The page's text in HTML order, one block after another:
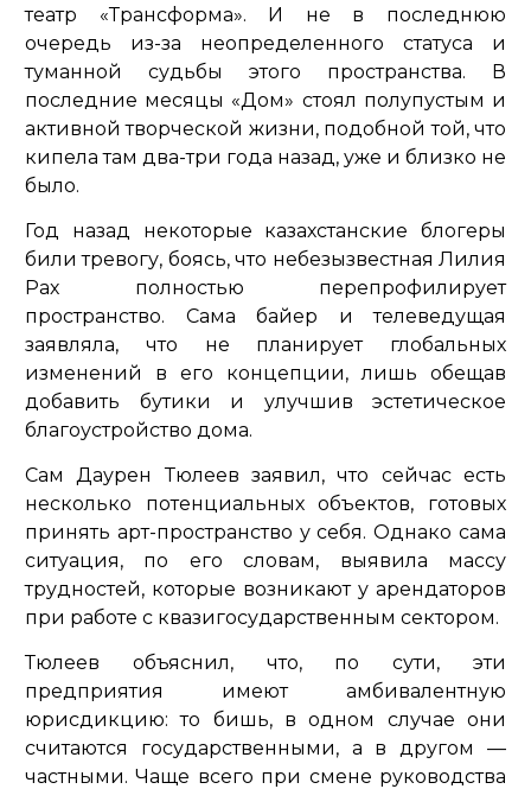
театр «‎Трансформа». И не в последнюю
очередь из-за неопределенного статуса и
туманной судьбы этого пространства. В
последние месяцы «Дом» стоял полупустым и
активной творческой жизни, подобной той, что
кипела там два-три года назад, уже и близко не
было.
Год назад некоторые казахстанские блогеры
били тревогу, боясь, что небезызвестная Лилия
Рах полностью перепрофилирует
пространство. Сама байер и телеведущая
заявляла, что не планирует глобальных
изменений в его концепции, лишь обещав
добавить бутики и улучшив эстетическое
благоустройство дома.
Сам Даурен Тюлеев заявил, что сейчас есть
несколько потенциальных объектов, готовых
принять арт-пространство у себя. Однако сама
ситуация, по его словам, выявила массу
трудностей, которые возникают у арендаторов
при работе с квазигосударственным сектором.
Тюлеев объяснил, что, по сути, эти
предприятия имеют амбивалентную
юрисдикцию: то бишь, в одном случае они
считаются государственными, а в другом —
частными. Чаще всего при смене руководства